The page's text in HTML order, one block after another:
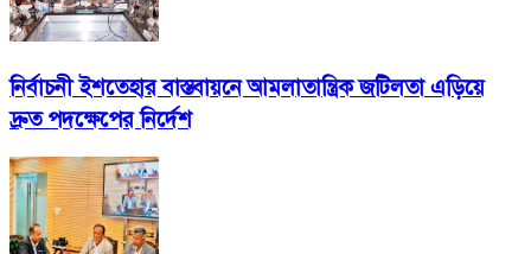
নির্বাচনী ইশতেহার বাস্তবায়নে আমলাতান্ত্রিক জটিলতা এড়িয়ে
দ্রুত পদক্ষেপের নির্দেশ